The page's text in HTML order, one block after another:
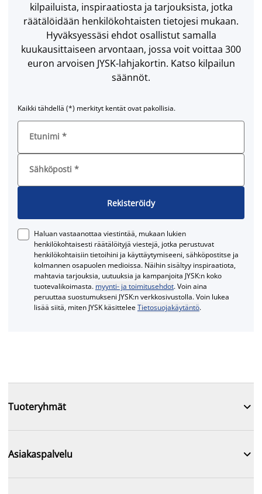
kilpailuista, inspiraatiosta ja tarjouksista, jotka
räätälöidään henkilökohtaisten tietojesi mukaan.
Hyväksyessäsi ehdot osallistut samalla
kuukausittaiseen arvontaan, jossa voit voittaa 300
euron arvoisen JYSK-lahjakortin. Katso kilpailun
säännöt.
Kaikki tähdellä (*) merkityt kentät ovat pakollisia.
Etunimi *
Sähköposti *
Rekisteröidy
Haluan vastaanottaa viestintää, mukaan lukien
henkilökohtaisesti räätälöityjä viestejä, jotka perustuvat
henkilökohtaisiin tietoihini ja käyttäytymiseeni, sähköpostitse ja
kolmannen osapuolen medioissa. Näihin sisältyy inspiraatiota,
mahtavia tarjouksia, uutuuksia ja kampanjoita JYSK:n koko
tuotevalikoimasta. myynti- ja toimitusehdot. Voin aina
peruuttaa suostumukseni JYSK:n verkkosivustolla. Voin lukea
lisää siitä, miten JYSK käsitteleeTietosuojakäytäntö.
Tuoteryhmät 
Asiakaspalvelu 